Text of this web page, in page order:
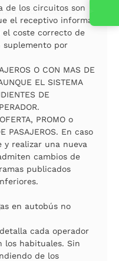
de los circuitos son
el receptivo informa
el coste correcto de
suplemento por
O CON MAS DE
EL SISTEMA
DE
PROMO o
PASAJEROS. En caso
y realizar una nueva
cambios de
publicados
en autobús no
cada operador
los habituales. Sin
de los